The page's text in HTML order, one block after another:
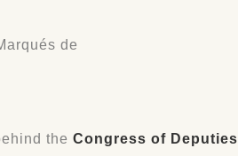
de
the Congress of Deputies